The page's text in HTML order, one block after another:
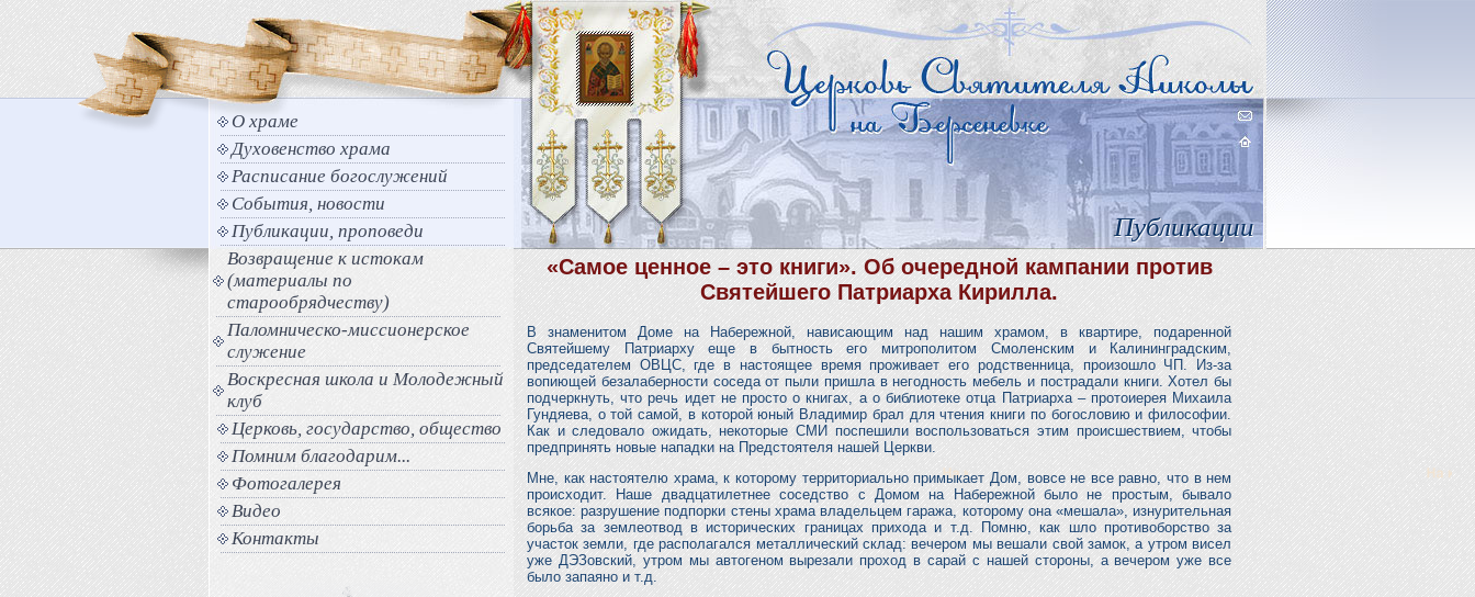
О храме
Духовенство храма
Расписание богослужений
События, новости
Публикации, проповеди
Возвращение к истокам
(материалы по
старообрядчеству)
Паломническо-миссионерское
служение
Воскресная школа и Молодежный
клуб
Церковь, государство, общество
Помним благодарим...
Фотогалерея
Видео
Контакты
Публикации
«Самое ценное – это книги». Об очередной кампании против
Святейшего Патриарха Кирилла.
В знаменитом Доме на Набережной, нависающим над нашим храмом, в квартире, подаренной
Святейшему Патриарху еще в бытность его митрополитом Смоленским и Калининградским,
председателем ОВЦС, где в настоящее время проживает его родственница, произошло ЧП. Из-за
вопиющей безалаберности соседа от пыли пришла в негодность мебель и пострадали книги. Хотел бы
подчеркнуть, что речь идет не просто о книгах, а о библиотеке отца Патриарха – протоиерея Михаила
Гундяева, о той самой, в которой юный Владимир брал для чтения книги по богословию и философии.
Как и следовало ожидать, некоторые СМИ поспешили воспользоваться этим происшествием, чтобы
предпринять новые нападки на Предстоятеля нашей Церкви.
Мне, как настоятелю храма, к которому территориально примыкает Дом, вовсе не все равно, что в нем
происходит. Наше двадцатилетнее соседство с Домом на Набережной было не простым, бывало
всякое: разрушение подпорки стены храма владельцем гаража, которому она «мешала», изнурительная
борьба за землеотвод в исторических границах прихода и т.д. Помню, как шло противоборство за
участок земли, где располагался металлический склад: вечером мы вешали свой замок, а утром висел
уже ДЭЗовский, утром мы автогеном вырезали проход в сарай с нашей стороны, а вечером уже все
было запаяно и т.д.